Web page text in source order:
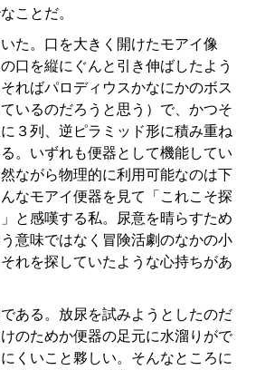
ことだ。
た。口を大きく開けたモアイ像
口を縦にぐんと引き伸ばしたよう
ればパロディウスかなにかのボス
いるのだろうと思う）で、かつそ
３列、逆ピラミッド形に積み重ね
。いずれも便器として機能してい
ながら物理的に利用可能なのは下
なモアイ便器を見て「これこそ探
と感嘆する私。尿意を晴らすため
意味ではなく冒険活劇のなかの小
れを探していたような心持ちがあ
ある。放尿を試みようとしたのだ
のためか便器の足元に水溜りがで
くいこと夥しい。そんなところに